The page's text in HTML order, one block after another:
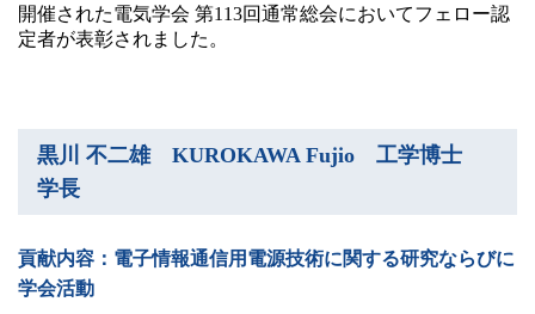
お問い合わせ
プライバシーポリシー
お問い合わせフォーム
開催された電気学会 第113回通常総会においてフェロー認
定者が表彰されました。
黒川 不二雄 KUROKAWA Fujio 工学博士
学長
貢献内容：電子情報通信用電源技術に関する研究ならびに
学会活動